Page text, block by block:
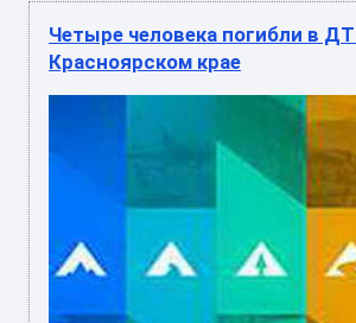
Четыре человека погибли в
Красноярском крае